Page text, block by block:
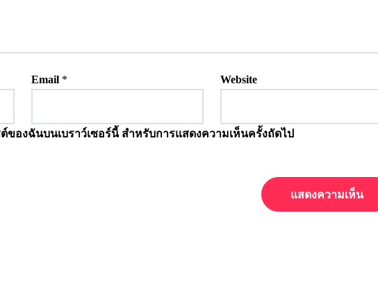
Email * Website
ของฉันบนเบราว์เซอร์นี้ สำหรับการแสดงความเห็นครั้งถัดไป